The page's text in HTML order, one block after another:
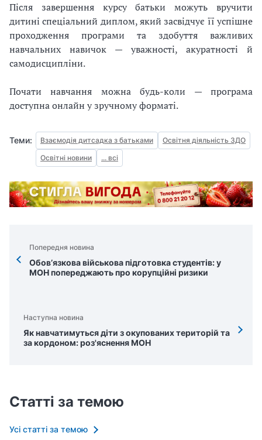
Після завершення курсу батьки можуть вручити
дитині спеціальний диплом, який засвідчує її успішне
проходження програми та здобуття важливих
навчальних навичок — уважності, акуратності й
самодисципліни.
Почати навчання можна будь-коли — програма
доступна онлайн у зручному форматі.
Теми: Взаємодія дитсадка з батьками
Освітня діяльність ЗДО
Освітні новини
... всі
Попередня новина
Обов’язкова військова підготовка студентів: у
МОН попереджають про корупційні ризики
Наступна новина
Як навчатимуться діти з окупованих територій та
за кордоном: роз'яснення МОН
Статті за темою
Усі статті за темою